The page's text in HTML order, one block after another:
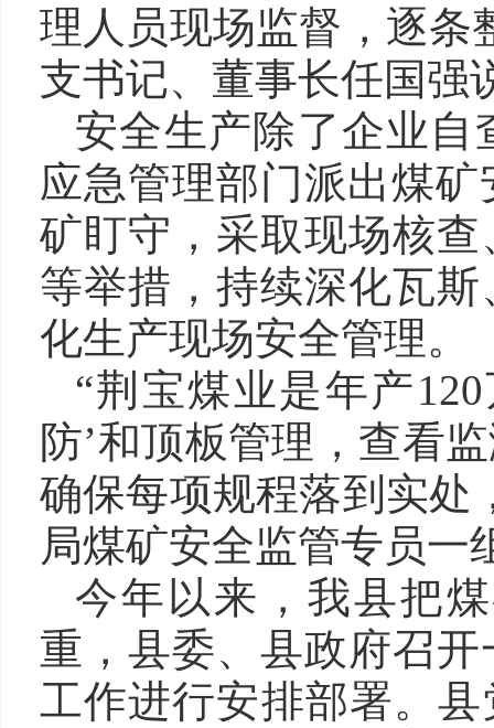
理人员现场监督，逐条
支书记、董事长任国强
安全生产除了企业自
应急管理部门派出煤
矿盯守，采取现场核
等举措，持续深化瓦
化生产现场安全管理。
“荆宝煤业是年产
防’和顶板管理，查看
确保每项规程落到实处
局煤矿安全监管专员一
今年以来，我县把
重，县委、县政府召
工作进行安排部署。